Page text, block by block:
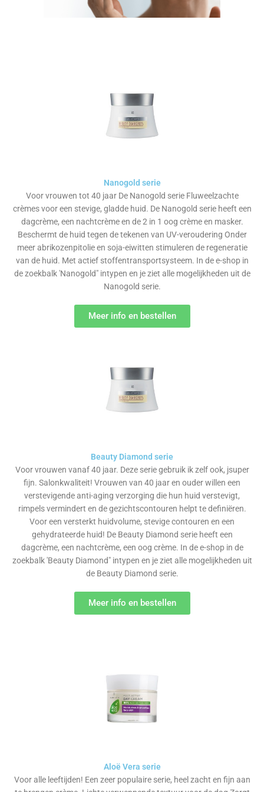
Nanogold serie
Voor vrouwen tot 40 jaar De Nanogold serie Fluweelzachte
crèmes voor een stevige, gladde huid. De Nanogold serie heeft een
dagcrème, een nachtcrème en de 2 in 1 oog crème en masker.
Beschermt de huid tegen de tekenen van UV-veroudering Onder
meer abrikozenpitolie en soja-eiwitten stimuleren de regeneratie
van de huid. Met actief stoffentransportsysteem. In de e-shop in
de zoekbalk 'Nanogold" intypen en je ziet alle mogelijkheden uit de
Nanogold serie.
Meer info en bestellen
Beauty Diamond serie
Voor vrouwen vanaf 40 jaar. Deze serie gebruik ik zelf ook, jsuper
fijn. Salonkwaliteit! Vrouwen van 40 jaar en ouder willen een
verstevigende anti-aging verzorging die hun huid verstevigt,
rimpels vermindert en de gezichtscontouren helpt te definiëren.
Voor een versterkt huidvolume, stevige contouren en een
gehydrateerde huid! De Beauty Diamond serie heeft een
dagcrème, een nachtcrème, een oog crème. In de e-shop in de
zoekbalk 'Beauty Diamond" intypen en je ziet alle mogelijkheden uit
de Beauty Diamond serie.
Meer info en bestellen
Aloë Vera serie
Voor alle leeftijden! Een zeer populaire serie, heel zacht en fijn aan